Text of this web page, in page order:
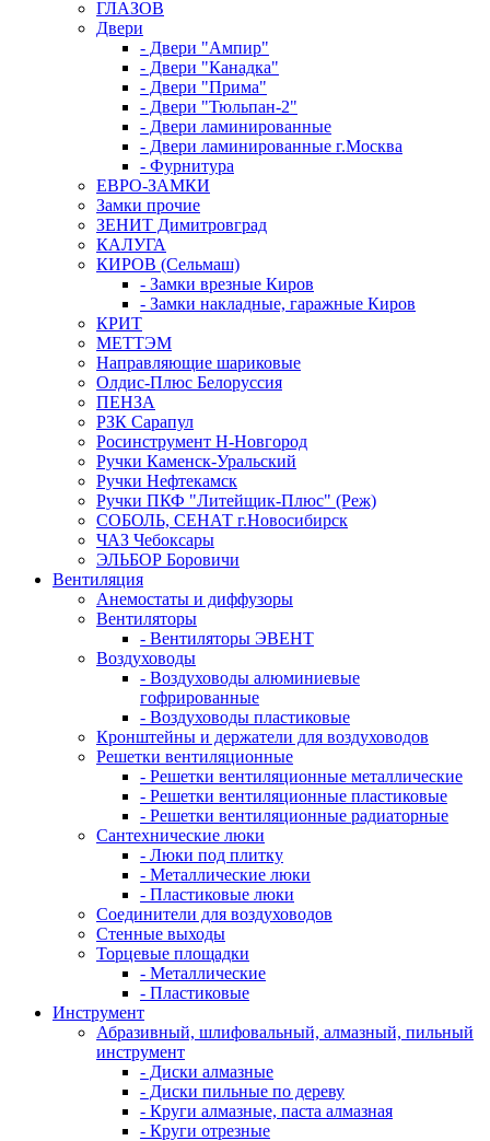
ГЛАЗОВ
Двери
- Двери "Ампир"
- Двери "Канадка"
- Двери "Прима"
- Двери "Тюльпан-2"
- Двери ламинированные
- Двери ламинированные г.Москва
- Фурнитура
ЕВРО-ЗАМКИ
Замки прочие
ЗЕНИТ Димитровград
КАЛУГА
КИРОВ (Сельмаш)
- Замки врезные Киров
- Замки накладные, гаражные Киров
КРИТ
МЕТТЭМ
Направляющие шариковые
Олдис-Плюс Белоруссия
ПЕНЗА
РЗК Сарапул
Росинструмент Н-Новгород
Ручки Каменск-Уральский
Ручки Нефтекамск
Ручки ПКФ "Литейщик-Плюс" (Реж)
СОБОЛЬ, СЕНАТ г.Новосибирск
ЧАЗ Чебоксары
ЭЛЬБОР Боровичи
Вентиляция
Анемостаты и диффузоры
Вентиляторы
- Вентиляторы ЭВЕНТ
Воздуховоды
- Воздуховоды алюминиевые
гофрированные
- Воздуховоды пластиковые
Кронштейны и держатели для воздуховодов
Решетки вентиляционные
- Решетки вентиляционные металлические
- Решетки вентиляционные пластиковые
- Решетки вентиляционные радиаторные
Сантехнические люки
- Люки под плитку
- Металлические люки
- Пластиковые люки
Соединители для воздуховодов
Стенные выходы
Торцевые площадки
- Металлические
- Пластиковые
Инструмент
Абразивный, шлифовальный, алмазный, пильный
инструмент
- Диски алмазные
- Диски пильные по дереву
- Круги алмазные, паста алмазная
- Круги отрезные